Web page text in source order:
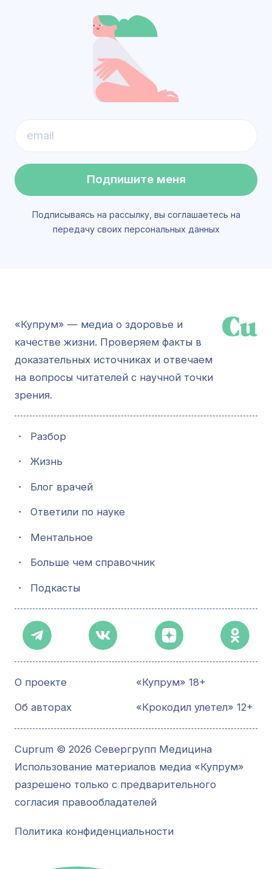
Подпишите меня
Подписываясь на рассылку, вы соглашаетесь на
передачу своих персональных данных
«Купрум» — медиа о здоровье и
качестве жизни. Проверяем факты в
доказательных источниках и отвечаем
на вопросы читателей с научной точки
зрения.
・ Разбор
・ Жизнь
・ Блог врачей
・ Ответили по науке
・ Ментальное
・ Больше чем справочник
・ Подкасты
О проекте
Об авторах
«Купрум» 18+
«Крокодил улетел» 12+
Cuprum © 2026 Севергрупп Медицина
Использование материалов медиа «Купрум»
разрешено только с предварительного
согласия правообладателей
Политика конфиденциальности